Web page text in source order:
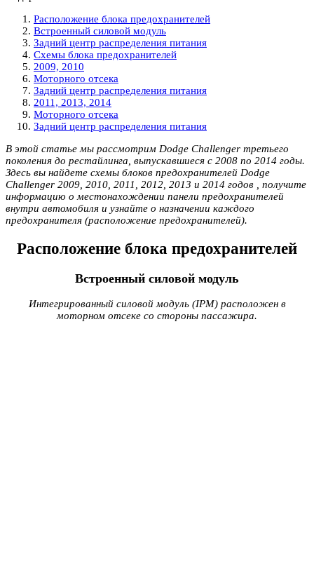
Расположение блока предохранителей
Встроенный силовой модуль
Задний центр распределения питания
Схемы блока предохранителей
2009, 2010
Моторного отсека
Задний центр распределения питания
2011, 2013, 2014
Моторного отсека
Задний центр распределения питания
В этой статье мы рассмотрим Dodge Challenger третьего
поколения до рестайлинга, выпускавшиеся с 2008 по 2014 годы.
Здесь вы найдете схемы блоков предохранителей Dodge
Challenger 2009, 2010, 2011, 2012, 2013 и 2014 годов , получите
информацию о местонахождении панели предохранителей
внутри автомобиля и узнайте о назначении каждого
предохранителя (расположение предохранителей).
Расположение блока предохранителей
Встроенный силовой модуль
Интегрированный силовой модуль (IPM) расположен в
моторном отсеке со стороны пассажира.